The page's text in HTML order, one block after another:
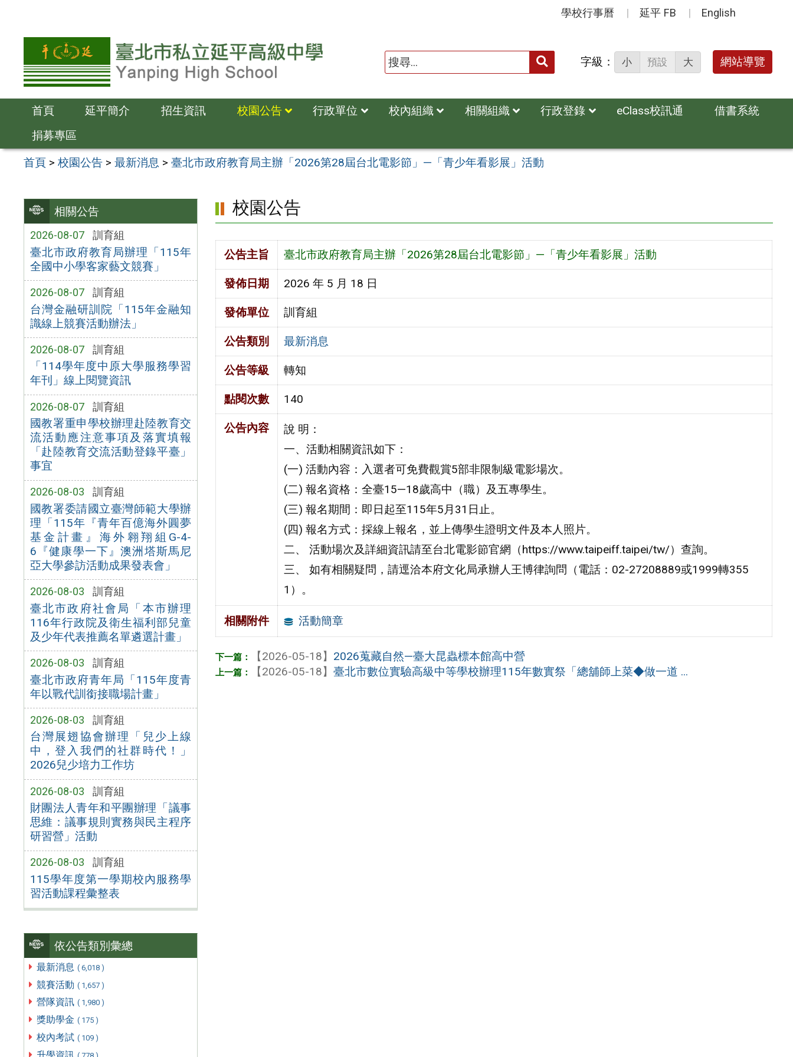
容
學校行事曆 延平 FB English
送出 字級： 小 預設 大 網站導覽
首頁 延平簡介 招生資訊 校園公告 行政單位 校內組織 相關組織 行政登錄 eClass校訊通
借書系統
捐募專區
首頁 >校園公告 >最新消息 >臺北市政府教育局主辦「2026第28屆台北電影節」—「青少年看影展」活動
相關公告
2026-08-07 訓育組
臺北市政府教育局辦理「115年
全國中小學客家藝文競賽」
2026-08-07 訓育組
台灣金融研訓院「115年金融知
識線上競賽活動辦法」
2026-08-07 訓育組
「114學年度中原大學服務學習
年刊」線上閱覽資訊
2026-08-07 訓育組
國教署重申學校辦理赴陸教育交
流活動應注意事項及落實填報
「赴陸教育交流活動登錄平臺」
事宜
2026-08-03 訓育組
國教署委請國立臺灣師範大學辦
理「115年『青年百億海外圓夢
基金計畫』海外翱翔組G-4-
6『健康學一下』澳洲塔斯馬尼
亞大學參訪活動成果發表會」
2026-08-03 訓育組
臺北市政府社會局「本市辦理
116年行政院及衛生福利部兒童
及少年代表推薦名單遴選計畫」
2026-08-03 訓育組
臺北市政府青年局「115年度青
年以戰代訓銜接職場計畫」
2026-08-03 訓育組
台灣展翅協會辦理「兒少上線
中，登入我們的社群時代！」
2026兒少培力工作坊
2026-08-03 訓育組
財團法人青年和平團辦理「議事
思維：議事規則實務與民主程序
研習營」活動
2026-08-03 訓育組
115學年度第一學期校內服務學
習活動課程彙整表
依公告類別彙總
最新消息 ( 6,018 )
競賽活動 ( 1,657 )
營隊資訊 ( 1,980 )
獎助學金 ( 175 )
校內考試 ( 109 )
校園公告
公告主旨 臺北市政府教育局主辦「2026第28屆台北電影節」—「青少年看影展」活動
發佈日期 2026 年 5 月 18 日
發佈單位 訓育組
公告類別 最新消息
公告等級 轉知
點閱次數 140
公告內容
說 明：
一、活動相關資訊如下：
(一) 活動內容：入選者可免費觀賞5部非限制級電影場次。
(二) 報名資格：全臺15—18歲高中（職）及五專學生。
(三) 報名期間：即日起至115年5月31日止。
(四) 報名方式：採線上報名，並上傳學生證明文件及本人照片。
二、 活動場次及詳細資訊請至台北電影節官網（https://www.taipeiff.taipei/tw/）查詢。
三、 如有相關疑問，請逕洽本府文化局承辦人王博律詢問（電話：02-27208889或1999轉355
1）。
相關附件 活動簡章
【2026-05-18】 2026蒐藏自然—臺大昆蟲標本館高中營
【2026-05-18】臺北市數位實驗高級中等學校辦理115年數實祭「總舖師上菜◆做一道 ...